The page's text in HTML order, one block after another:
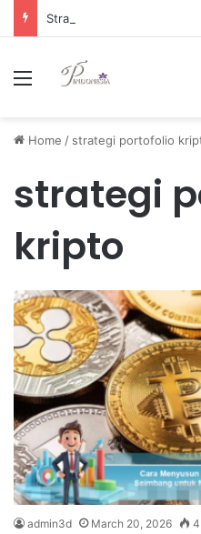
Menu
Home / strategi portofolio
strategi
kripto
admin3d March 20, 2026 4